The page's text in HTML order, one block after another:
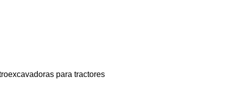
para tractores